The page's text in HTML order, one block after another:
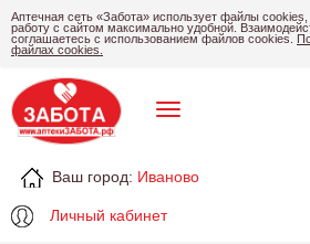
Аптечная сеть «Забота» использует файлы
работу с сайтом максимально удобной.
соглашаетесь с использованием файлов cookies.
файлах cookies.
Ваш город: Иваново
Личный кабинет